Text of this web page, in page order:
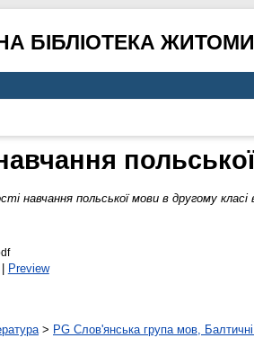
БІБЛІОТЕКА
навчання польської мови в другому
Preview
> PG Слов'янська група мов,